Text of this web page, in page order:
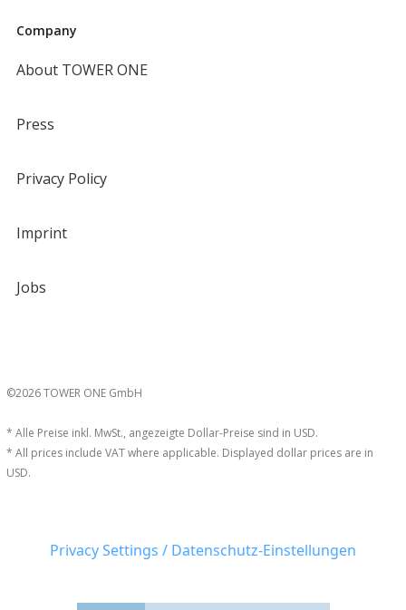
Company
About TOWER ONE
Press
Privacy Policy
Imprint
Jobs
©2026 TOWER ONE GmbH
* Alle Preise inkl. MwSt., angezeigte Dollar-Preise sind in USD.
* All prices include VAT where applicable. Displayed dollar prices are in
USD.
Privacy Settings / Datenschutz-Einstellungen